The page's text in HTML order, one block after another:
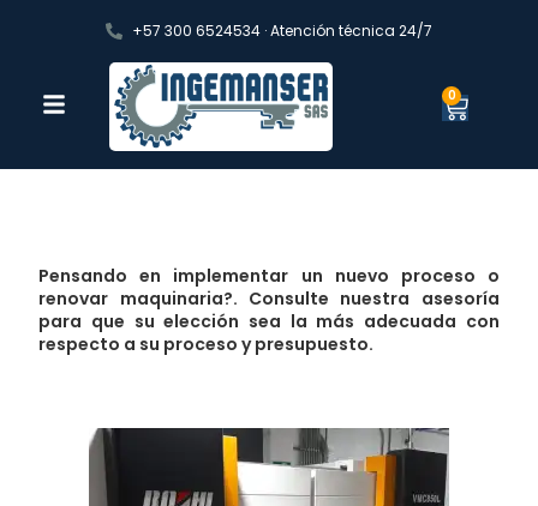
+57 300 6524534 · Atención técnica 24/7
0
Pensando en implementar un nuevo proceso o
renovar maquinaria?. Consulte nuestra asesoría
para que su elección sea la más adecuada con
respecto a su proceso y presupuesto.